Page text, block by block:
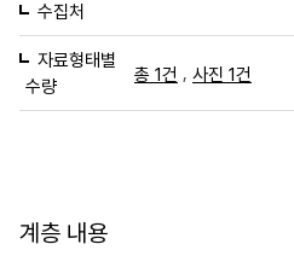
수집처
자료형태별
수량
총 1건 , 사진 1건
계층 내용